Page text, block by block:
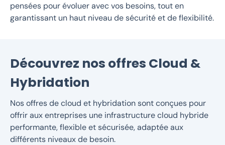
pensées pour évoluer avec vos besoins, tout en
garantissant un haut niveau de sécurité et de flexibilité.
Découvrez nos offres Cloud &
Hybridation
Nos offres de cloud et hybridation sont conçues pour
offrir aux entreprises une infrastructure cloud hybride
performante, flexible et sécurisée, adaptée aux
différents niveaux de besoin.